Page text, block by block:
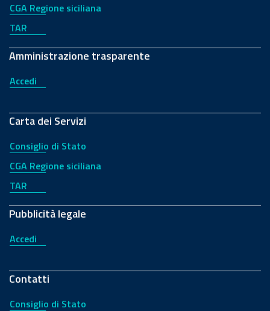
CGA Regione siciliana
TAR
Amministrazione trasparente
Accedi
Carta dei Servizi
Consiglio di Stato
CGA Regione siciliana
TAR
Pubblicità legale
Accedi
Contatti
Consiglio di Stato